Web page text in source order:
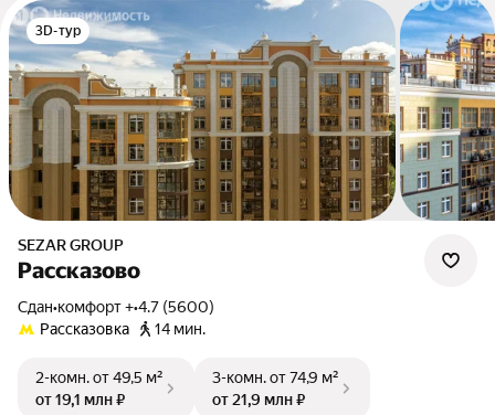
3D-тур
SEZAR GROUP
Рассказово
Сдан•комфорт +•4.7 (5600)
Рассказовка
14 мин.
2-комн.от 49,5 м²
от 19,1 млн ₽
3-комн.от 74,9 м²
от 21,9 млн ₽